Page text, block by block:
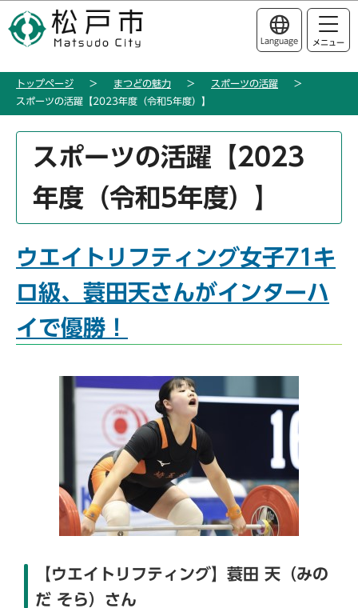
の
ー
このページの本文へ移動
Language メニュー
トップページ まつどの魅力
スポーツの活躍
スポーツの活躍【2023年度（令和5年度）】
か
スポーツの活躍【2023
年度（令和5年度）】
ウエイトリフティング女子71キ
ロ級、蓑田天さんがインターハ
イで優勝！
【ウエイトリフティング】蓑田 天（みの
だ そら）さん